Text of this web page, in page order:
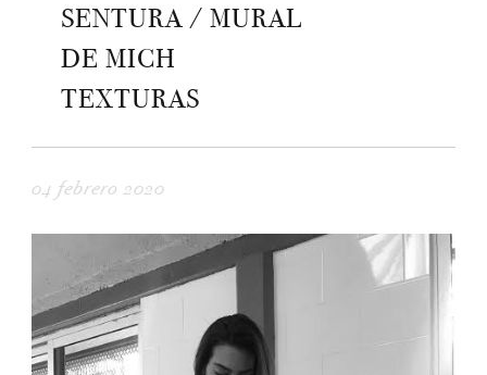
SENTURA / MURAL
DE MICH
TEXTURAS
04 febrero 2020